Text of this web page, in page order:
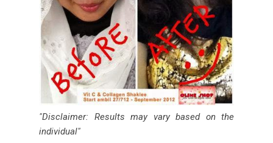
"Disclaimer: Results may vary based on the
individual"